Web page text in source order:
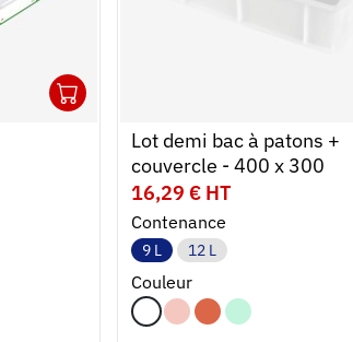
Lot demi bac à patons +
couvercle - 400 x 300
16,29 € HT
Contenance
9 L 12 L
Couleur